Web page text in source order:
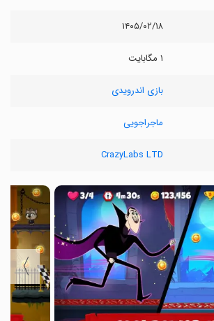
۱۴۰۵/۰۲/۱۸
۱ مگابایت
بازی اندرویدی
ماجراجویی
CrazyLabs LTD
〉